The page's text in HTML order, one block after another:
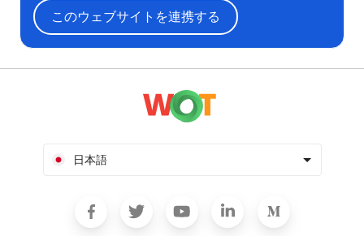
このウェブサイトを連携する
日本語